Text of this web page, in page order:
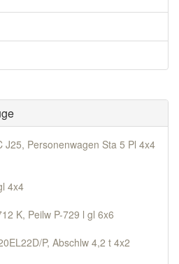
J25, Personenwagen Sta 5 Pl 4x4
4x4
K, Peilw P-729 l gl 6x6
P, Abschlw 4,2 t 4x2